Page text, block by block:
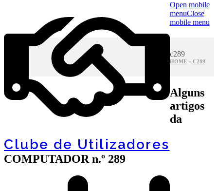
Clube de Utilizadores
Open mobile
menuClose
mobile menu
c289
HOME» C289
Alguns
artigos
da
COMPUTADOR n.º 289